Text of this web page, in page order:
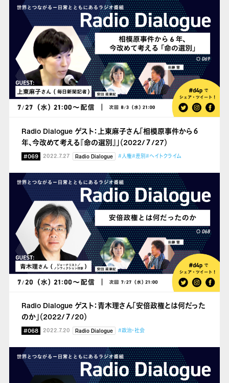
Radio Dialogue ゲスト：上東麻子さん「相模原事件から６
年、今改めて考える『命の選別』」（2022/７/27）
#069 2022.7.27 Radio Dialogue #人権#差別#ヘイトクライム
Radio Dialogue ゲスト：青木理さん「安倍政権とは何だった
のか」（2022/７/20）
#068 2022.7.20 Radio Dialogue #政治・社会